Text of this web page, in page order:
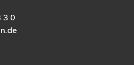
3 0